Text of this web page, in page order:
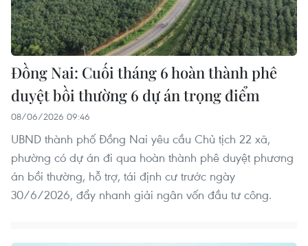
Đồng Nai: Cuối tháng 6 hoàn thành phê
duyệt bồi thường 6 dự án trọng điểm
08/06/2026 09:46
UBND thành phố Đồng Nai yêu cầu Chủ tịch 22 xã,
phường có dự án đi qua hoàn thành phê duyệt phương
án bồi thường, hỗ trợ, tái định cư trước ngày
30/6/2026, đẩy nhanh giải ngân vốn đầu tư công.